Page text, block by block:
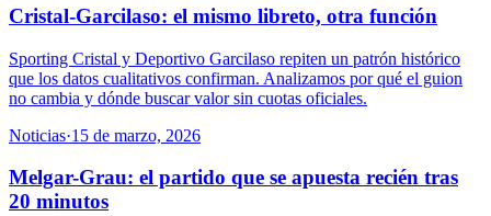
Cristal-Garcilaso: el mismo libreto, otra función
Sporting Cristal y Deportivo Garcilaso repiten un patrón histórico
que los datos cualitativos confirman. Analizamos por qué el guion
no cambia y dónde buscar valor sin cuotas oficiales.
Noticias·15 de marzo, 2026
Melgar-Grau: el partido que se apuesta recién tras
20 minutos